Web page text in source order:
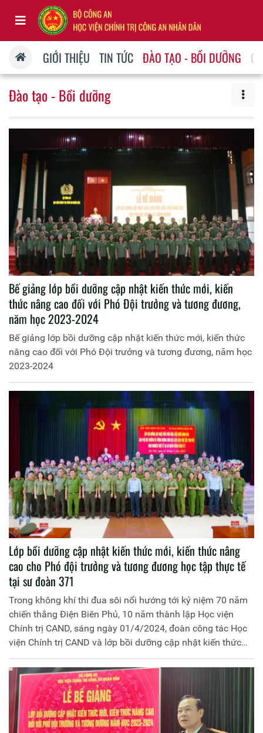
GIỚI THIỆU TIN TỨC ĐÀO TẠO - BỒI DƯỠNG
Đào tạo - Bồi dưỡng
Bế giảng lớp bồi dưỡng cập nhật kiến thức mới, kiến
thức nâng cao đối với Phó Đội trưởng và tương đương,
năm học 2023-2024
Bế giảng lớp bồi dưỡng cập nhật kiến thức mới, kiến thức
nâng cao đối với Phó Đội trưởng và tương đương, năm học
2023-2024
Lớp bồi dưỡng cập nhật kiến thức mới, kiến thức nâng
cao cho Phó đội trưởng và tương đương học tập thực tế
tại sư đoàn 371
Trong không khí thi đua sôi nổi hướng tới kỷ niệm 70 năm
chiến thắng Điện Biên Phủ, 10 năm thành lập Học viện
Chính trị CAND, sáng ngày 01/4/2024, đoàn công tác Học
viện Chính trị CAND và lớp bồi dưỡng cập nhật kiến thức
mới, kiến thức nâng cao cho Phó Đội trưởng và tương
đương, năm học 2023-2024 đã tổ chức tham quan, học tập
kinh nghiệm thực tế tại Sư đoàn Không quân 371, Quân
chủng Phòng không - Không quân.